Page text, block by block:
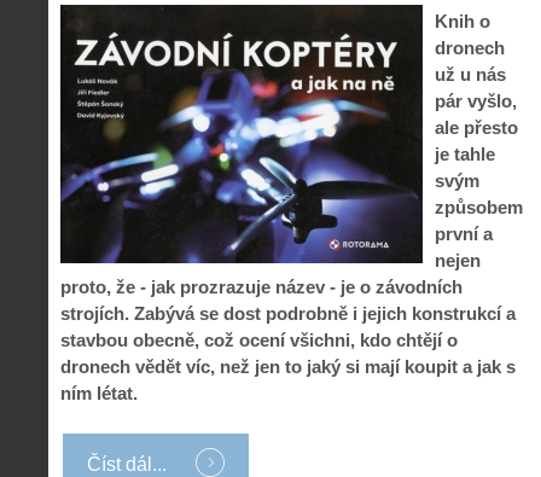
Knih o
dronech
už u nás
pár vyšlo,
ale přesto
je tahle
svým
způsobem
první a
nejen
proto, že - jak prozrazuje název - je o závodních
strojích. Zabývá se dost podrobně i jejich konstrukcí a
stavbou obecně, což ocení všichni, kdo chtějí o
dronech vědět víc, než jen to jaký si mají koupit a jak s
ním létat.
Číst dál...